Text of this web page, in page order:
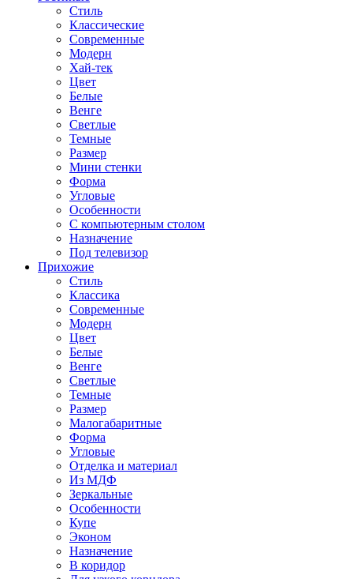
Стиль
Классические
Современные
Модерн
Хай-тек
Цвет
Белые
Венге
Светлые
Темные
Размер
Мини стенки
Форма
Угловые
Особенности
С компьютерным столом
Назначение
Под телевизор
Прихожие
Стиль
Классика
Современные
Модерн
Цвет
Белые
Венге
Светлые
Темные
Размер
Малогабаритные
Форма
Угловые
Отделка и материал
Из МДФ
Зеркальные
Особенности
Купе
Эконом
Назначение
В коридор